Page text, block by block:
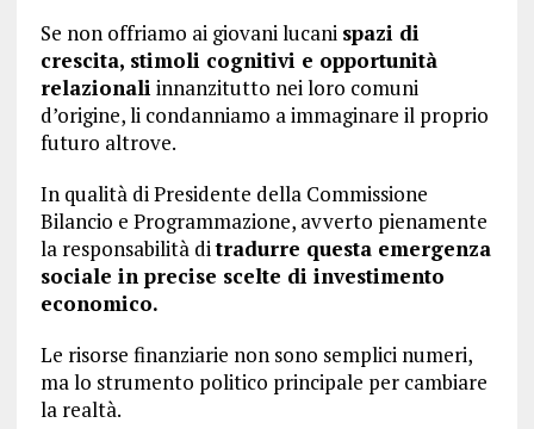
Se non offriamo ai giovani lucani spazi di
crescita, stimoli cognitivi e opportunità
relazionali innanzitutto nei loro comuni
d’origine, li condanniamo a immaginare il proprio
futuro altrove.
In qualità di Presidente della Commissione
Bilancio e Programmazione, avverto pienamente
la responsabilità ditradurre questa emergenza
sociale in precise scelte di investimento
economico.
Le risorse finanziarie non sono semplici numeri,
ma lo strumento politico principale per cambiare
la realtà.